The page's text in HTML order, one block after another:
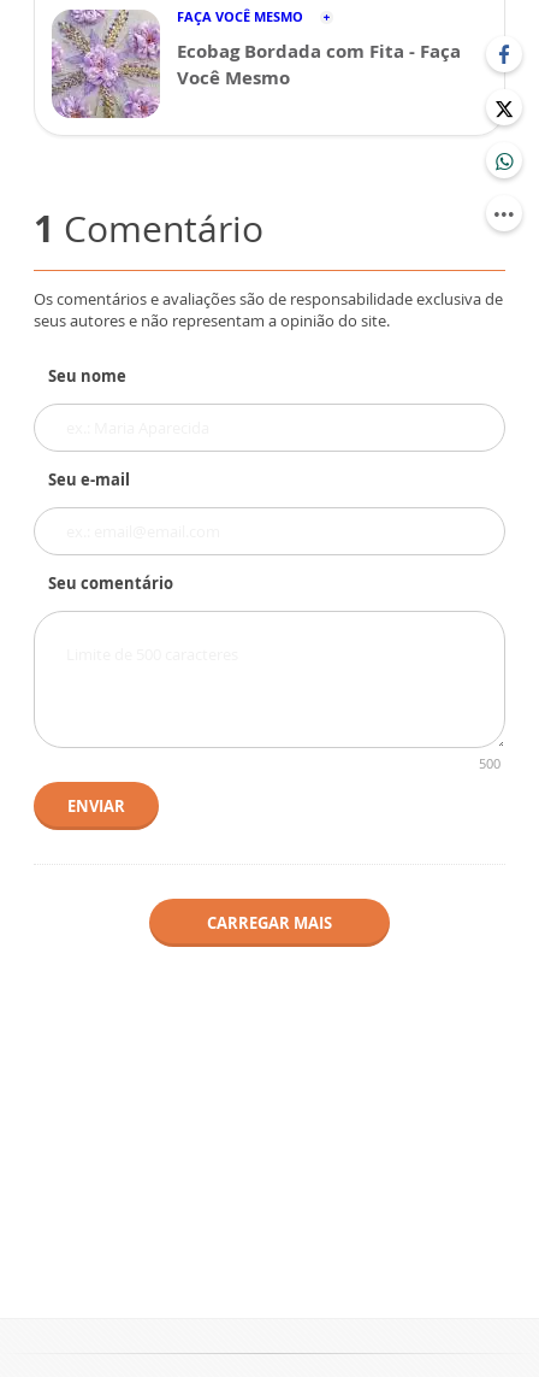
FAÇA VOCÊ MESMO
Ecobag Bordada com Fita - Faça
Você Mesmo
1 Comentário
Os comentários e avaliações são de responsabilidade exclusiva de
seus autores e não representam a opinião do site.
Seu nome
Seu e-mail
Seu comentário
500
ENVIAR
CARREGAR MAIS